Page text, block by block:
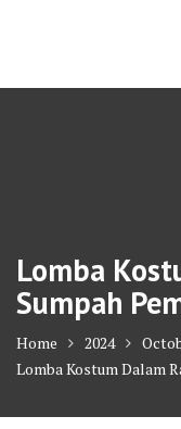
Lomba
Sumpah
Home 2024
Lomba Kostum Dalam